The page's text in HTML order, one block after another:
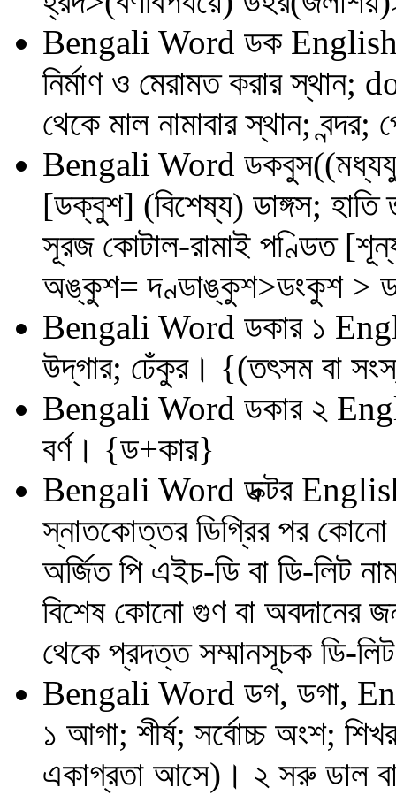
Bengali Word ডক
নির্মাণ ও মেরামত করার
থেকে মাল নামাবার স্থান;
Bengali Word
[ডক্‌বুশ] (বিশেষ্য) ডাঙ্গস;
সূরজ কোটাল-রামাই পণ্ডিত
অঙ্কুশ= দণ্ডাঙ্কুশ>ডংকুশ >
Bengali Word ডকার ১
উদ্‌গার; ঢেঁকুর। {(তৎসম বা
Bengali Word ডকার ২
বর্ণ। {ড+কার}
Bengali Word ডক্টর
স্নাতকোত্তর ডিগ্রির পর কোনো
অর্জিত পি এইচ-ডি বা ডি-লিট
বিশেষ কোনো গুণ বা অবদানের
থেকে প্রদত্ত সম্মানসূচক ডি-
Bengali Word ডগ, ডগা,
১ আগা; শীর্ষ; সর্বোচ্চ অংশ;
একাগ্রতা আসে)। ২ সরু ডাল বা